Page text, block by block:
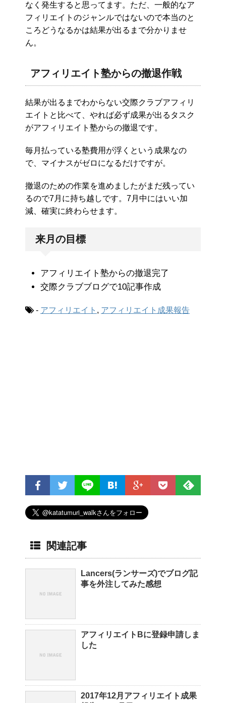
なく発生すると思ってます。ただ、一般的なア
フィリエイトのジャンルではないので本当のと
ころどうなるかは結果が出るまで分かりませ
ん。
アフィリエイト塾からの撤退作戦
結果が出るまでわからない交際クラブアフィリ
エイトと比べて、やれば必ず成果が出るタスク
がアフィリエイト塾からの撤退です。
毎月払っている塾費用が浮くという成果なの
で、マイナスがゼロになるだけですが。
撤退のための作業を進めましたがまだ残ってい
るので7月に持ち越しです。7月中にはいい加
減、確実に終わらせます。
来月の目標
アフィリエイト塾からの撤退完了
交際クラブブログで10記事作成
- アフィリエイト , アフィリエイト成果報告
関連記事
Lancers(ランサーズ)でブログ記
事を外注してみた感想
アフィリエイトBに登録申請しま
した
2017年12月アフィリエイト成果